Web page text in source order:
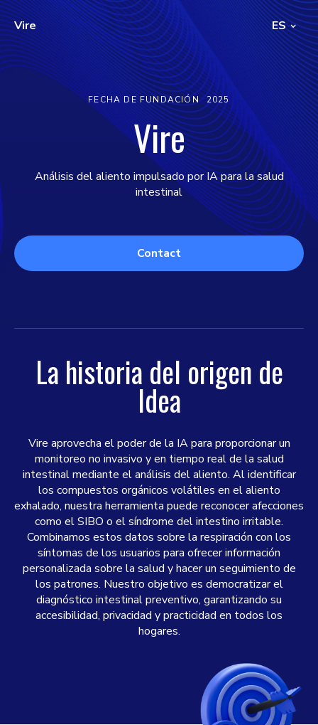
Vire ES
FECHA DE FUNDACIÓN 2025
Vire
Análisis del aliento impulsado por IA para la salud
intestinal
Contact
La historia del origen de
Idea
Vire aprovecha el poder de la IA para proporcionar un
monitoreo no invasivo y en tiempo real de la salud
intestinal mediante el análisis del aliento. Al identificar
los compuestos orgánicos volátiles en el aliento
exhalado, nuestra herramienta puede reconocer afecciones
como el SIBO o el síndrome del intestino irritable.
Combinamos estos datos sobre la respiración con los
síntomas de los usuarios para ofrecer información
personalizada sobre la salud y hacer un seguimiento de
los patrones. Nuestro objetivo es democratizar el
diagnóstico intestinal preventivo, garantizando su
accesibilidad, privacidad y practicidad en todos los
hogares.